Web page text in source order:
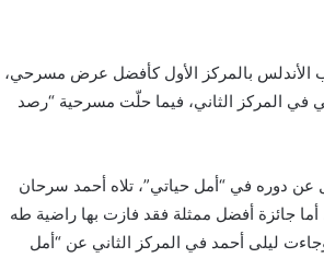
الأندلس بالمركز الأول كأفضل عرض مسرحي،
في المركز الثاني، فيما حلّت مسرحية “رصد
دوره في “أمل حياتي”، تلاه أحمد سرحان
جائزة أفضل ممثلة فقد فازت بها راضية طه
ليلى أحمد في المركز الثاني عن “أمل